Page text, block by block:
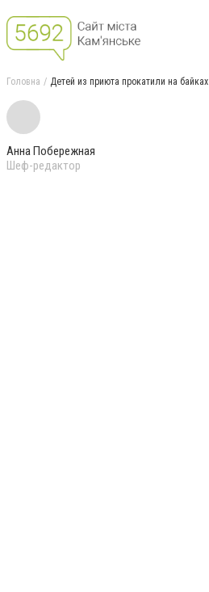
Головна Детей из приюта прокатили на байках
Анна Побережная
Шеф-редактор